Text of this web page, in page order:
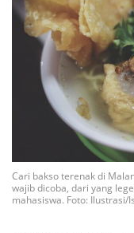
Cari bakso terenak di
wajib dicoba, dari yang
mahasiswa. Foto: Ilustrasi/